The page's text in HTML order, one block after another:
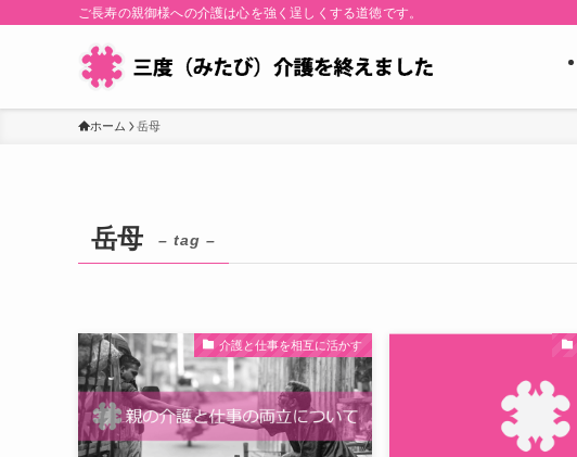
ご長寿の親御様への介護は心を強く逞しくする道徳です。
ホーム 岳母
岳母 – tag –
介護と仕事を相互に活かす